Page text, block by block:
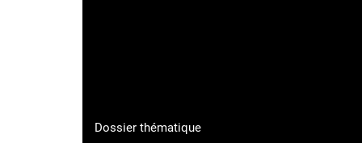
Dossier thématique